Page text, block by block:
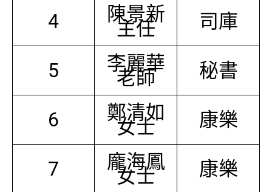
4 陳景新
主任 司庫
5 李麗華
老師 秘書
6 鄭清如
女士 康樂
7 龐海鳳
女士 康樂